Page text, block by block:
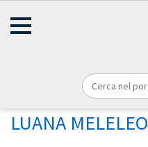
Briciole
Home
MELELEO LUANA
LUANA MELELEO